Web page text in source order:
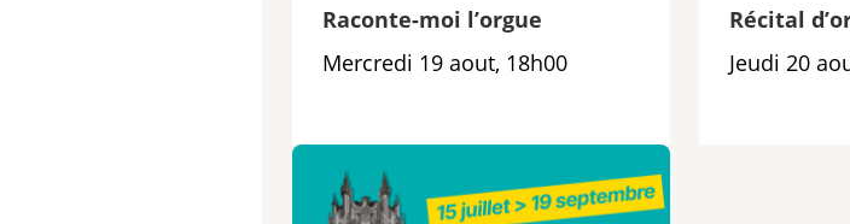
Raconte-moi l’orgue
Mercredi 19 aout, 18h00
Récital
Jeudi 20